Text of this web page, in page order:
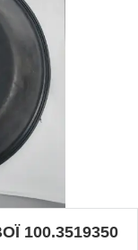
100.3519350